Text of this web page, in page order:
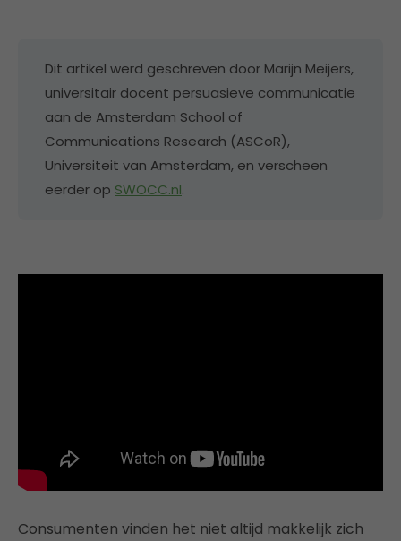
Dit artikel werd geschreven door Marijn Meijers,
universitair docent persuasieve communicatie
aan de Amsterdam School of
Communications Research (ASCoR),
Universiteit van Amsterdam, en verscheen
eerder op SWOCC.nl.
Consumenten vinden het niet altijd makkelijk zich